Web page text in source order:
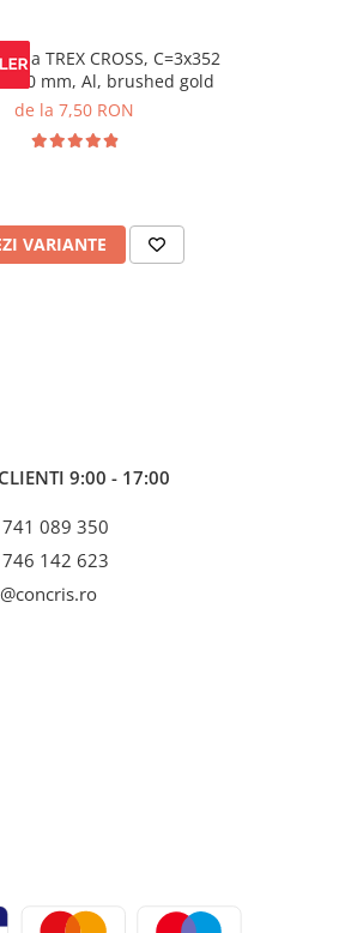
TREX CROSS, C=3x352
1200 mm, Al, brushed gold
de la 7,50 RON
VARIANTE
9:00 - 17:00
089 350
142 623